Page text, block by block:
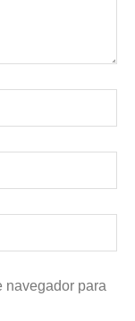
navegador para